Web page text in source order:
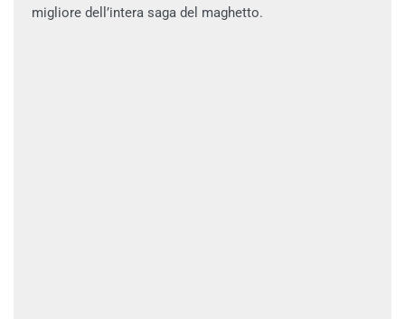
migliore dell’intera saga del maghetto.